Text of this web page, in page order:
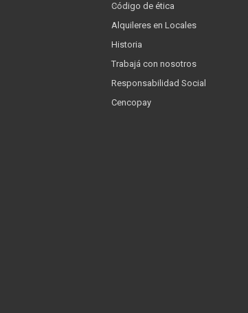
Código de ética
Alquileres en Locales
Historia
Trabajá con nosotros
Responsabilidad Social
Cencopay